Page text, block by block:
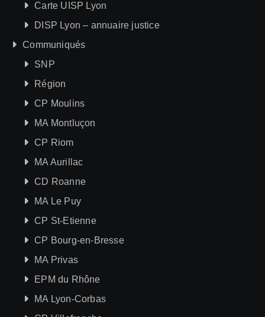
Carte UISP Lyon
DISP Lyon – annuaire justice
Communiqués
SNP
Région
CP Moulins
MA Montluçon
CP Riom
MA Aurillac
CD Roanne
MA Le Puy
CP St-Etienne
CP Bourg-en-Bresse
MA Privas
EPM du Rhône
MA Lyon-Corbas